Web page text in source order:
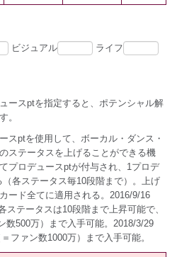
ビジュアル ライフ
ースptを指定すると、ポテンシャル解
。
スptを使用して、ボーカル・ダンス・
ステータスを上げることができる機
プロデュースptが付与され、1プロデ
各ステータス毎10段階まで）。上げ
ード全てに適用される。2016/9/16
ステータスは10段階まで上昇可能で、
数500万）まで入手可能。2018/3/29
ファン数1000万）まで入手可能。